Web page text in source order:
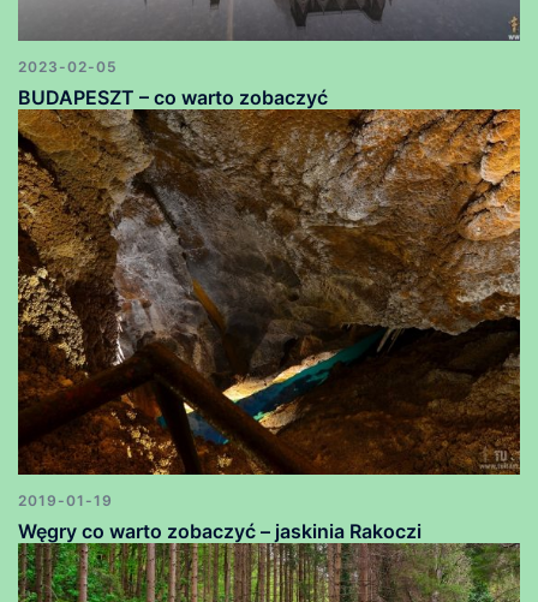
2023-02-05
BUDAPESZT – co warto zobaczyć
2019-01-19
Węgry co warto zobaczyć – jaskinia Rakoczi